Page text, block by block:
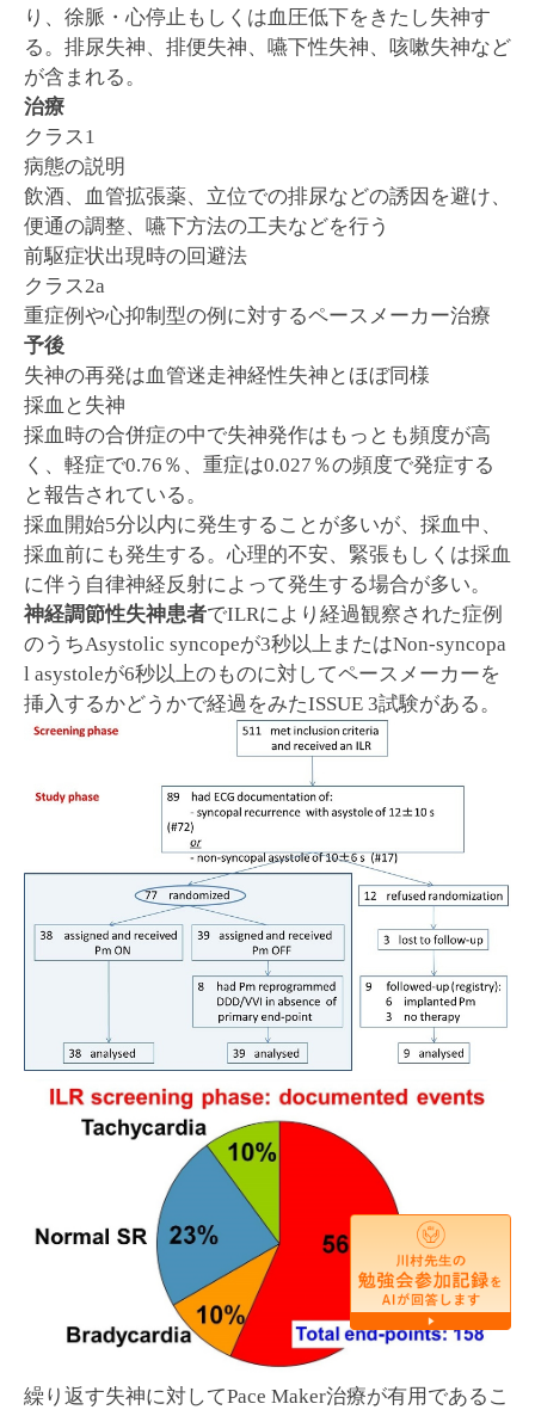
り、徐脈・心停止もしくは血圧低下をきたし失神す
る。排尿失神、排便失神、嚥下性失神、咳嗽失神など
が含まれる。
治療
クラス1
病態の説明
飲酒、血管拡張薬、立位での排尿などの誘因を避け、
便通の調整、嚥下方法の工夫などを行う
前駆症状出現時の回避法
クラス2a
重症例や心抑制型の例に対するペースメーカー治療
予後
失神の再発は血管迷走神経性失神とほぼ同様
採血と失神
採血時の合併症の中で失神発作はもっとも頻度が高
く、軽症で0.76％、重症は0.027％の頻度で発症する
と報告されている。
採血開始5分以内に発生することが多いが、採血中、
採血前にも発生する。心理的不安、緊張もしくは採血
に伴う自律神経反射によって発生する場合が多い。
神経調節性失神患者でILRにより経過観察された症例
のうちAsystolic syncopeが3秒以上またはNon-syncopa
l asystoleが6秒以上のものに対してペースメーカーを
挿入するかどうかで経過をみたISSUE 3試験がある。
繰り返す失神に対してPace Maker治療が有用であるこ